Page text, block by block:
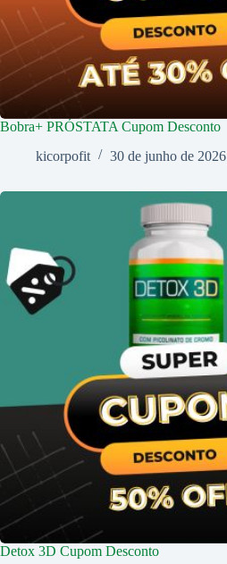
Bobra+ PRÓSTATA Cupom Desconto
kicorpofit
30 de junho de 2026
Detox 3D Cupom Desconto